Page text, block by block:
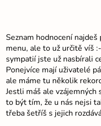
Seznam hodnocení
menu, ale to už určitě víš
sympatií jste už nasbírali
Ponejvíce mají uživatelé
ale máme tu několik
Jestli máš ale
to být tím, že u nás nejsi
třeba šetříš s jejich